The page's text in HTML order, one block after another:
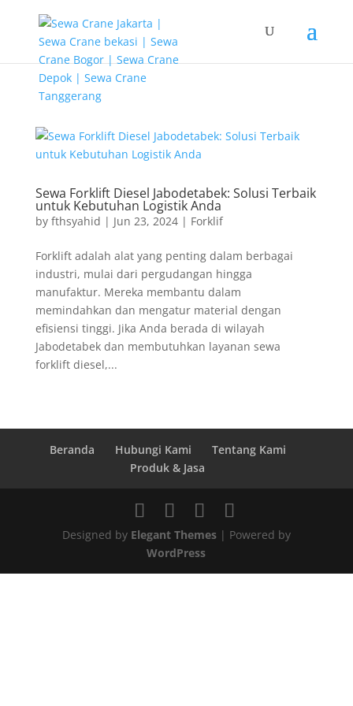
Sewa Forklift Diesel Jabodetabek: Solusi Terbaik
untuk Kebutuhan Logistik Anda
by fthsyahid | Jun 23, 2024| Forklif
Forklift adalah alat yang penting dalam berbagai
industri, mulai dari pergudangan hingga
manufaktur. Mereka membantu dalam
memindahkan dan mengatur material dengan
efisiensi tinggi. Jika Anda berada di wilayah
Jabodetabek dan membutuhkan layanan sewa
forklift diesel,...
Beranda Hubungi Kami
Tentang Kami
Produk & Jasa
Designed by Elegant Themes| Powered by
WordPress